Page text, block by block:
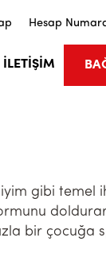
Hesap
İLETİŞİM
gibi temel
bir çocuğa